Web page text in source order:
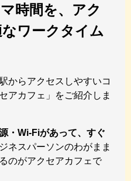
時間を、アク
ワークタイム
からアクセスしやすいコ
アカフェ」をご紹介しま
・Wi-Fiがあって、すぐ
ネスパーソンのわがまま
のがアクセアカフェで